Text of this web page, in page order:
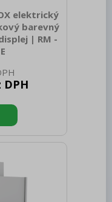
elektrický
barevný
| RM -
835 Výška
netto [kg]:
[mm]:
290.00 Typ
Příkon
304 Vnější
DPH